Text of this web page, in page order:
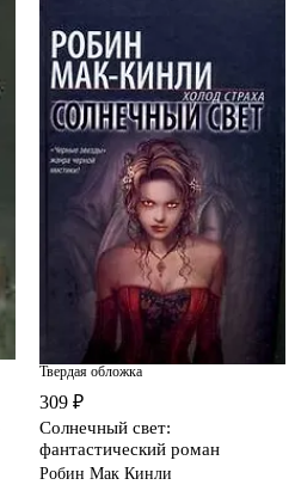
Твердая обложка
309 ₽
Солнечный свет:
фантастический роман
Робин Мак Кинли